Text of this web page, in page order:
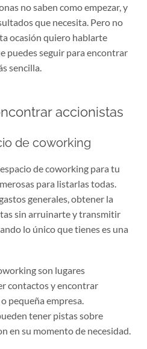
no saben como empezar, y
que necesita. Pero no
ocasión quiero hablarte
puedes seguir para encontrar
sencilla.
accionistas
de coworking
de coworking para tu
para listarlas todas.
generales, obtener la
sin arruinarte y transmitir
lo único que tienes es una
son lugares
contactos y encontrar
pequeña empresa.
tener pistas sobre
en su momento de necesidad.